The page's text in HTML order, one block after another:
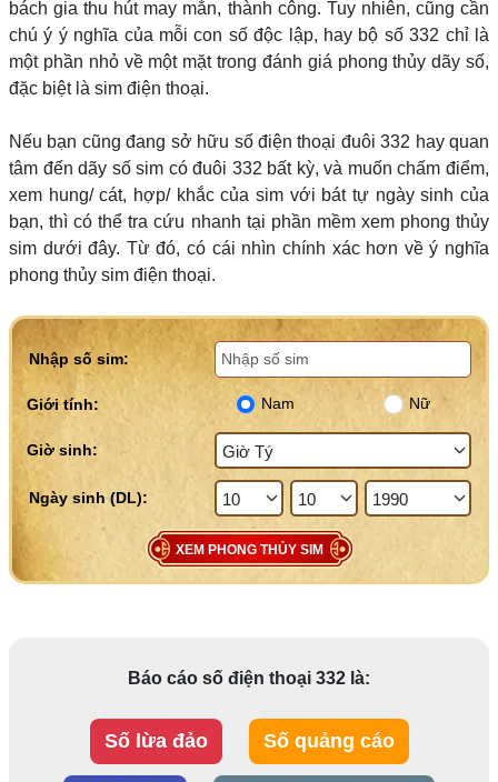
bách gia thu hút may mắn, thành công. Tuy nhiên, cũng cần
chú ý ý nghĩa của mỗi con số độc lập, hay bộ số 332 chỉ là
một phần nhỏ về một mặt trong đánh giá phong thủy dãy số,
đặc biệt là sim điện thoại.
Nếu bạn cũng đang sở hữu số điện thoại đuôi 332 hay quan
tâm đến dãy số sim có đuôi 332 bất kỳ, và muốn chấm điểm,
xem hung/ cát, hợp/ khắc của sim với bát tự ngày sinh của
bạn, thì có thể tra cứu nhanh tại phần mềm xem phong thủy
sim dưới đây. Từ đó, có cái nhìn chính xác hơn về ý nghĩa
phong thủy sim điện thoại.
Nhập số sim:
Giới tính: Nam Nữ
Giờ sinh:
XEM PHONG THỦY SIM
Báo cáo số điện thoại 332 là:
Số lừa đảo Số quảng cáo